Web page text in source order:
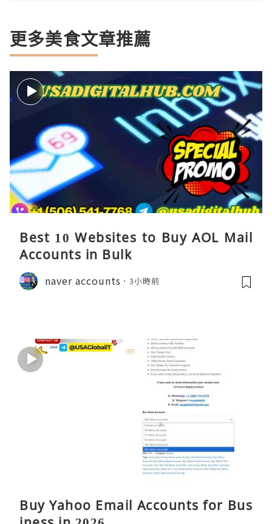
更多美食文章推薦
Best 10 Websites to Buy AOL Mail
Accounts in Bulk
naver accounts 3小時前
Buy Yahoo Email Accounts for Bus